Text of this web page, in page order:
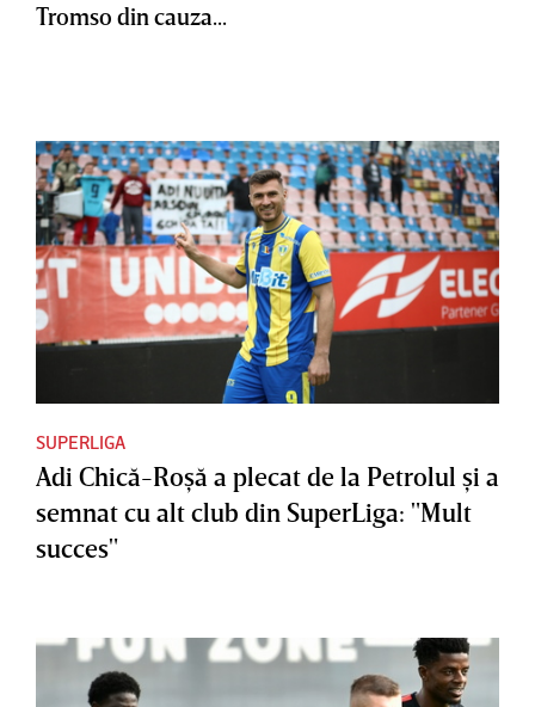
Tromso din cauza...
SUPERLIGA
Adi Chică-Roşă a plecat de la Petrolul şi a
semnat cu alt club din SuperLiga: "Mult
succes"